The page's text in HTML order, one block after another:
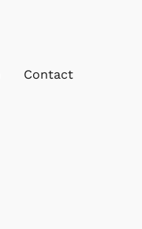
Contact